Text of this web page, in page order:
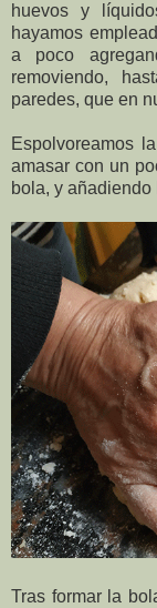
huevos y
hayamos
a poco
removiendo,
paredes, que en
Espolvoreamos
amasar con un
bola, y
Tras formar la